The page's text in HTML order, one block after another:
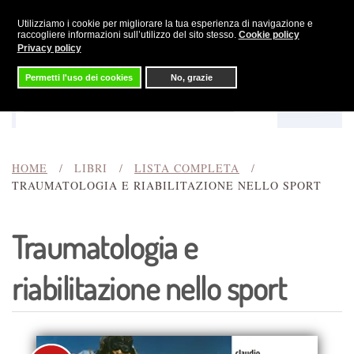
Utilizziamo i cookie per migliorare la tua esperienza di navigazione e
raccogliere informazioni sull’utilizzo del sito stesso. Cookie policy
Privacy policy
Permetti l'uso dei cookies No, grazie
Skip to main content
HOME LIBRI
LISTA COMPLETA
TRAUMATOLOGIA E RIABILITAZIONE NELLO SPORT
Traumatologia e
riabilitazione nello sport